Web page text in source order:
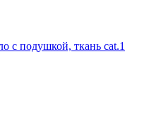
с подушкой, ткань cat.1